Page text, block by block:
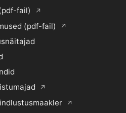
fail)
(pdf-fail)